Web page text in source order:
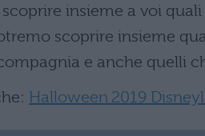
insieme a voi
scoprire insieme
e anche quelli
Halloween 2019